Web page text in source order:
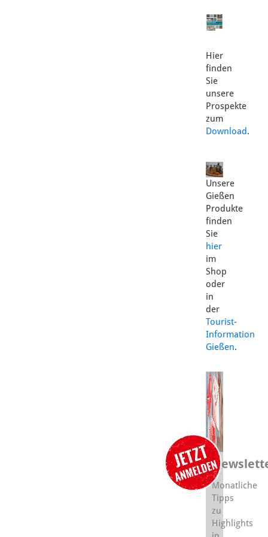
Hier
finden
Sie
unsere
Prospekte
zum
Download.
Unsere
Gießen
Produkte
finden
Sie
hier
im
Shop
oder
in
der
Tourist-
Information
Gießen.
Monatliche
Tipps
zu
Highlights